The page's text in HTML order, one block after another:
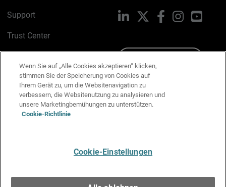
Support
Trust Center
Cookie-Richtlinie
Datenschutzrichtlinie
Media & Brand Kit
LinkedIn FacebookInstagram
Wenn Sie auf „Alle Cookies akzeptieren“ klicken,
stimmen Sie der Speicherung von Cookies auf
Ihrem Gerät zu, um die Websitenavigation zu
verbessern, die Websitenutzung zu analysieren und
unsere Marketingbemühungen zu unterstützen.
Cookie-Richtlinie
Cookie-Einstellungen